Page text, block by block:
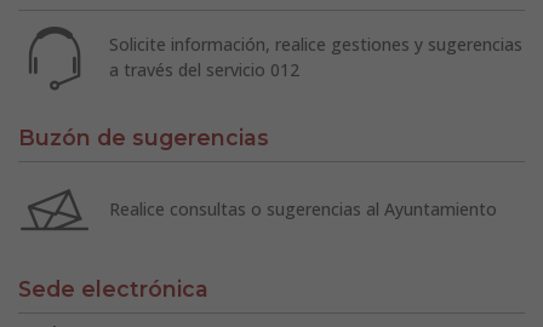
Solicite información, realice gestiones y sugerencias
a través del servicio 012
Buzón de sugerencias
Realice consultas o sugerencias al Ayuntamiento
Sede electrónica